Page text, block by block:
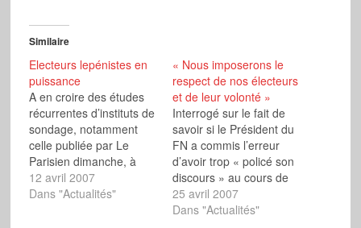
Similaire
Electeurs lepénistes en
puissance
A en croire des études
récurrentes d’instituts de
sondage, notamment
celle publiée par Le
Parisien dimanche, à
deux semaines du
scrutin, plus de 40 % de
12 avril 2007
Dans "Actualités"
« Nous imposerons le
respect de nos électeurs
et de leur volonté »
Interrogé sur le fait de
savoir si le Président du
FN a commis l’erreur
d’avoir trop « policé son
discours » au cours de
cette campagne, Bruno
Gollnisch a répondu qu’il
25 avril 2007
Dans "Actualités"